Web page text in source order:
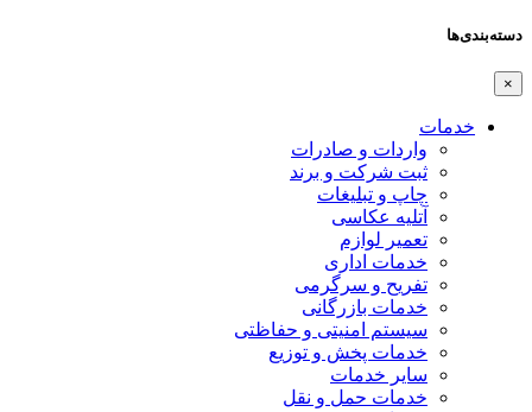
دسته‌بندی‌ها
×
خدمات
واردات و صادرات
ثبت شرکت و برند
چاپ و تبلیغات
آتلیه عکاسی
تعمیر لوازم
خدمات اداری
تفریح و سرگرمی
خدمات بازرگانی
سیستم امنیتی و حفاظتی
خدمات پخش و توزیع
سایر خدمات
خدمات حمل و نقل